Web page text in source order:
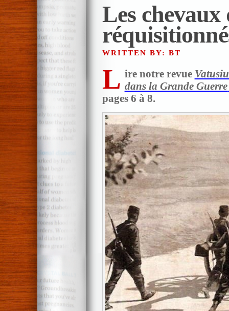
Les chevaux
WRITTEN BY: BT
L ire notre revue
dans la Grande Guerre
pages 6 à 8.